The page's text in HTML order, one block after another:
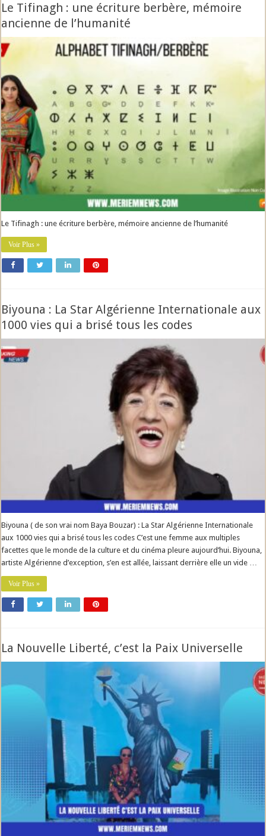
Le Tifinagh : une écriture berbère, mémoire
ancienne de l’humanité
Le Tifinagh : une écriture berbère, mémoire ancienne de l’humanité
Voir Plus »
Biyouna : La Star Algérienne Internationale aux
1000 vies qui a brisé tous les codes
Biyouna ( de son vrai nom Baya Bouzar) : La Star Algérienne Internationale
aux 1000 vies qui a brisé tous les codes C’est une femme aux multiples
facettes que le monde de la culture et du cinéma pleure aujourd’hui. Biyouna,
artiste Algérienne d’exception, s’en est allée, laissant derrière elle un vide …
Voir Plus »
La Nouvelle Liberté, c’est la Paix Universelle